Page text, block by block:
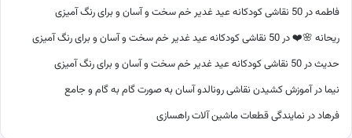
فاطمهدر50 نقاشی کودکانه عید غدیر خم سخت و آسان و برای رنگ آمیزی
ریحانه 🌸❤️در50 نقاشی کودکانه عید غدیر خم سخت و آسان و برای رنگ آمیزی
حدیثدر50 نقاشی کودکانه عید غدیر خم سخت و آسان و برای رنگ آمیزی
نیما درآموزش کشیدن نقاشی رونالدو آسان به صورت گام به گام و جامع
فرهاددر نمایندگی قطعات ماشین آلات راهسازی